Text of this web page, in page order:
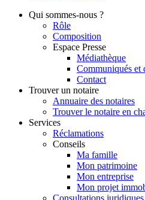
Qui sommes-nous ?
Rôle
Composition
Espace Presse
Médiathèque
Communiqués et
Contact
Trouver un notaire
Annuaire des notaires
Trouver le notaire en
Services
Réclamations
Conseils
Ma famille
Mon patrimoine
Mon entreprise
Mon projet
Consultations